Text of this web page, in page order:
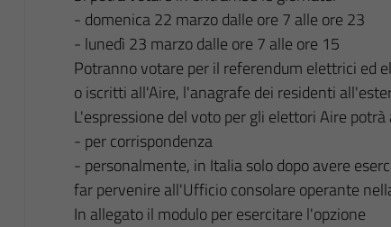
- domenica 22 marzo dalle ore 7 alle ore 23
- lunedì 23 marzo dalle ore 7 alle ore 15
Potranno votare per il referendum elettrici ed
o iscritti all'Aire, l'anagrafe dei residenti
L'espressione del voto per gli elettori Aire
- per corrispondenza
- personalmente, in Italia solo dopo avere
far pervenire all'Ufficio consolare operante
In allegato il modulo per esercitare l'opzione